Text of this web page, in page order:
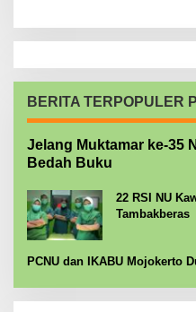
BERITA TERPOPULER
Jelang Muktamar ke-35
Bedah Buku
22 RSI NU
Tambakberas
PCNU dan IKABU Mojokerto